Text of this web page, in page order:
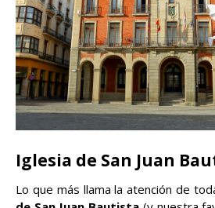
Iglesia de San Juan
Lo que más llama la atención de